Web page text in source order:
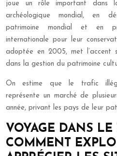
joue un rôle important dans
archéologique mondial, en
patrimoine mondial et en
internationale pour leur
adoptée en 2005, met l’accent
dans la gestion du patrimoine
On estime que le trafic
représente un marché de
année, privant les pays de leur
VOYAGE DANS LE
COMMENT